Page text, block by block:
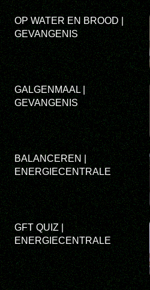
OP WATER EN BROOD |
GEVANGENIS
GALGENMAAL |
GEVANGENIS
BALANCEREN |
ENERGIECENTRALE
GFT QUIZ |
ENERGIECENTRALE